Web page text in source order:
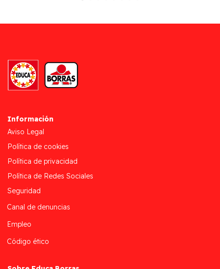
Información
Aviso Legal
Política de cookies
Política de privacidad
Política de Redes Sociales
Seguridad
Canal de denuncias
Empleo
Código ético